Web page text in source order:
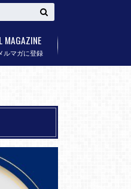
ルマガに登録
MAGAZINE